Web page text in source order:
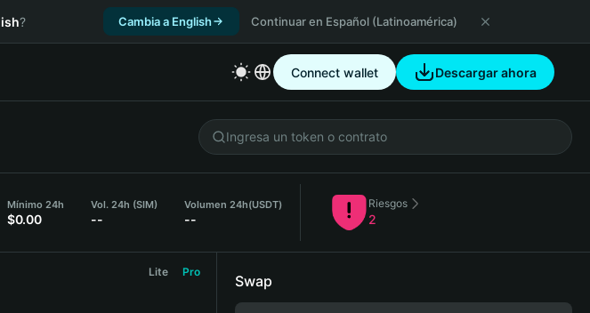
? Cambia a English Continuar en Español (Latinoamérica)
Connect wallet Descargar ahora
Mínimo 24h
$0.00
Vol. 24h (SIM)
--
Volumen 24h(USDT)
--
Riesgos
2
Lite Pro
Swap